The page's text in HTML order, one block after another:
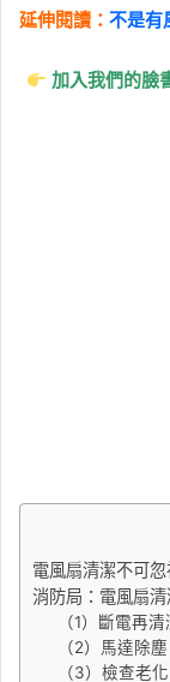
延伸閱讀： 不是有
加入我們的臉
電風扇清潔不可忽
消防局：電風扇
（1）斷電再清
（2）馬達除塵
（3）檢查老化